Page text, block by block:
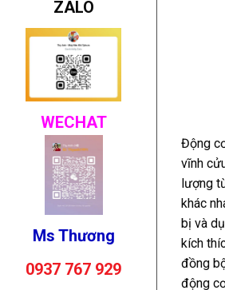
ZALO
WECHAT
Ms Thương
0937 767 929
Động
vĩnh
lượng
khác
bị và
kích
đồng
động